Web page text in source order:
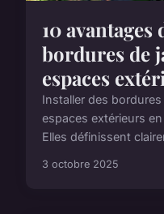
10
bordures de
espaces
Installer des
espaces extérieurs
Elles définissent
3 octobre 2025